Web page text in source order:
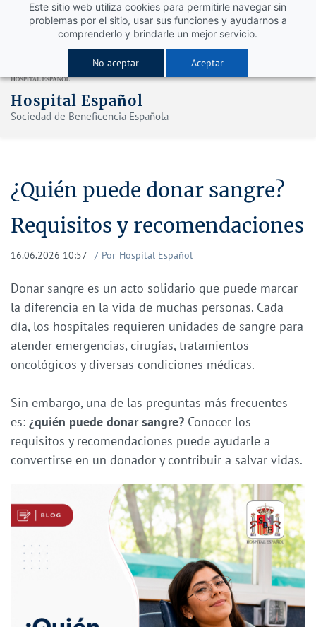
Este sitio web utiliza cookies para permitirle navegar sin
problemas por el sitio, usar sus funciones y ayudarnos a
comprenderlo y brindarle un mejor servicio.
No aceptar Aceptar
Hospital Español
Sociedad de Beneficencia Española
¿Quién puede donar sangre?
Requisitos y recomendaciones
16.06.2026 10:57 Por Hospital Español
Donar sangre es un acto solidario que puede marcar
la diferencia en la vida de muchas personas. Cada
día, los hospitales requieren unidades de sangre para
atender emergencias, cirugías, tratamientos
oncológicos y diversas condiciones médicas.
Sin embargo, una de las preguntas más frecuentes
es: ¿quién puede donar sangre? Conocer los
requisitos y recomendaciones puede ayudarle a
convertirse en un donador y contribuir a salvar vidas.